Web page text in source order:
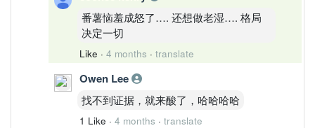
14.00–14.50 震荡整理
Path C（15%）
跌破 13.80
→ 周线转弱
五、SPD 评分
项目
评分
结构完整度
番薯恼羞成怒了…. 还想做老湿…. 格局
决定一切
Like · 4 months · translate
Owen Lee
找不到证据，就来酸了，哈哈哈哈
1 Like · 4 months · translate